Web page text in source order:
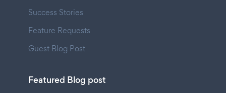
Success Stories
Feature Requests
Guest Blog Post
Featured Blog post